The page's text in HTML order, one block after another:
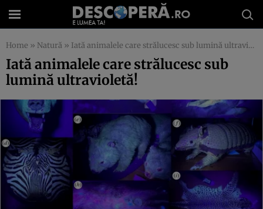
Home » Natură » Iată animalele care strălucesc sub lumină ultravioletă!
Iată animalele care strălucesc sub
lumină ultravioletă!